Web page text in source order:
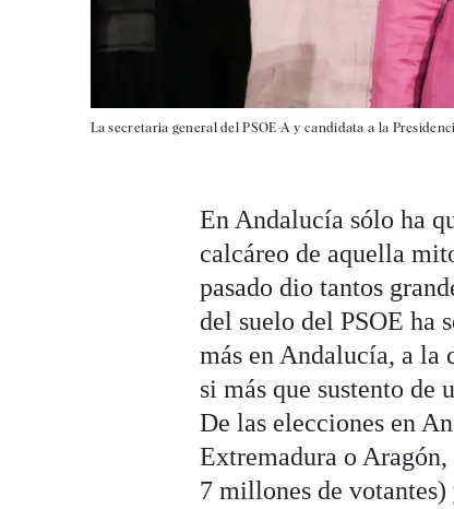
La secretaria general del PSOE-A y candidata a la
En Andalucía sólo ha
calcáreo de aquella
pasado dio tantos
del suelo del PSOE ha
más en Andalucía, a la
si más que sustento de
De las elecciones en
Extremadura o
7 millones de